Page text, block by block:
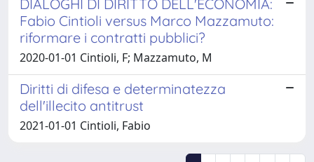
DIALOGHI DI DIRITTO DELL'ECONOMIA:
Fabio Cintioli versus Marco Mazzamuto:
riformare i contratti pubblici?
2020-01-01 Cintioli, F; Mazzamuto, M
Diritti di difesa e determinatezza
dell'illecito antitrust
2021-01-01 Cintioli, Fabio